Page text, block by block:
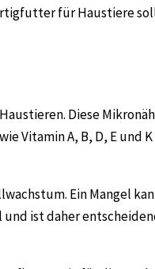
für Haustiere
Diese
Vitamin A, B, D, E und
Ein Mangel
ist daher